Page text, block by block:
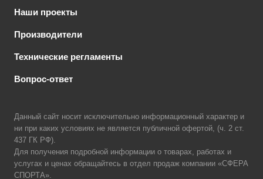
Наши проекты
Производители
Технические регламенты
Вопрос-ответ
Данный сайт носит исключительно информационный характер и
ни при каких условиях не является публичной офертой, (ч. 2 ст.
437 ГК РФ).
Для получения подробной информации о товарах, работах и
услугах и ценах обращайтесь в отдел продаж компании «СФЕРА
СПОРТА».